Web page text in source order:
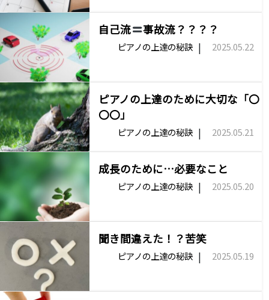
自己流 事故流？？？？
ピアノの上達の秘訣 | 2025.05.22
ピアノの上達のために大切な「〇
〇〇」
ピアノの上達の秘訣 | 2025.05.21
成長のために…必要なこと
ピアノの上達の秘訣 | 2025.05.20
聞き間違えた！？苦笑
ピアノの上達の秘訣 | 2025.05.19